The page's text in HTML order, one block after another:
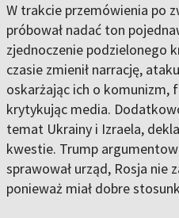
W trakcie przemówienia po
próbował nadać ton
zjednoczenie podzielonego
czasie zmienił narrację,
oskarżając ich o komunizm,
krytykując media.
temat Ukrainy i Izraela,
kwestie. Trump
sprawował urząd, Rosja nie
ponieważ miał dobre